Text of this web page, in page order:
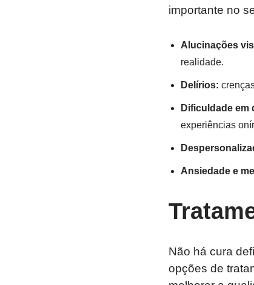
importante no
Alucinações
realidade.
Delírios:
Dificuldade
experiências
Ansiedade e
Não há cura
opções de